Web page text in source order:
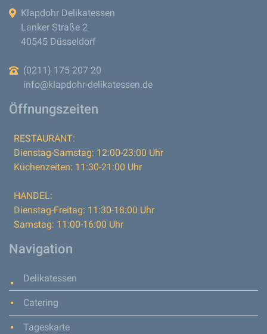
Klapdohr Delikatessen
Lanker Straße 2
40545 Düsseldorf
(0211) 175 207 20
info@klapdohr-delikatessen.de
Öffnungszeiten
RESTAURANT:
Dienstag-Samstag: 12:00-23:00 Uhr
Küchenzeiten: 11:30-21:00 Uhr
HANDEL:
Dienstag-Freitag: 11:30-18:00 Uhr
Samstag: 11:00-16:00 Uhr
Navigation
Delikatessen
Catering
Tageskarte